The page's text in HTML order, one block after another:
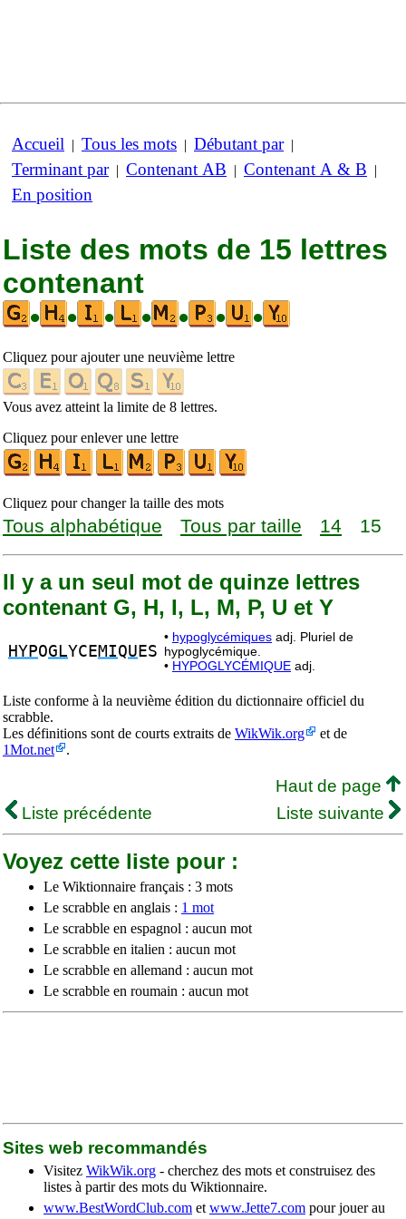
Accueil | Tous les mots | Débutant par|
Terminant par| Contenant AB | Contenant A & B |
En position
Liste des mots de 15 lettres
contenant
•
• • • • • •
Cliquez pour ajouter une neuvième lettre
Vous avez atteint la limite de 8 lettres.
Cliquez pour enlever une lettre
Cliquez pour changer la taille des mots
Tous alphabétique Tous par taille 14 15
Il y a un seul mot de quinze lettres
contenant G, H, I, L, M, P, U et Y
HYPOGLYCEMIQU ES
• hypoglycémiques adj. Pluriel de
hypoglycémique.
• HYPOGLYCÉMIQUE adj.
Liste conforme à la neuvième édition du dictionnaire officiel du
scrabble.
Les définitions sont de courts extraits de WikWik.org
et de
1Mot.net
.
Haut de page
Liste précédente
Liste suivante
Voyez cette liste pour :
Le Wiktionnaire français : 3 mots
Le scrabble en anglais : 1 mot
Le scrabble en espagnol : aucun mot
Le scrabble en italien : aucun mot
Le scrabble en allemand : aucun mot
Le scrabble en roumain : aucun mot
Sites web recommandés
Visitez WikWik.org - cherchez des mots et construisez des
listes à partir des mots du Wiktionnaire.
www.BestWordClub.com et www.Jette7.com pour jouer au